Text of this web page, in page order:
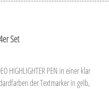
Set
HIGHLIGHTER PEN in einer klar
der Textmarker in gelb,